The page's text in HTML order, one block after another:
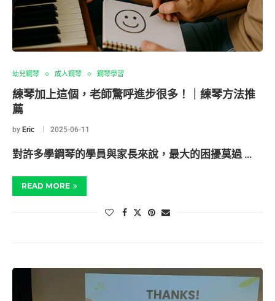
幼兒鋼琴 成人鋼琴 鋼琴學習
練琴加上這個，老師驚呼進步很多！｜練琴方法推
薦
by Eric 2025-06-11
對許多學鋼琴的學員與家長來說，最大的困擾莫過 …
READ MORE